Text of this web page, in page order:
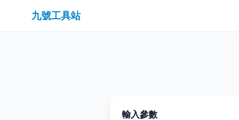
九號工具站
輸入參數